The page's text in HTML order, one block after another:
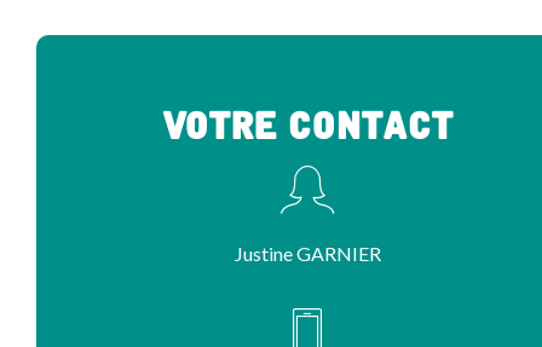
Votre Contact
Justine GARNIER